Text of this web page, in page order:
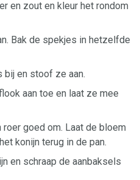
en zout en kleur het rondom
Bak de spekjes in hetzelfde
bij en stoof ze aan.
aan toe en laat ze mee
goed om. Laat de bloem
konijn terug in de pan.
en schraap de aanbaksels